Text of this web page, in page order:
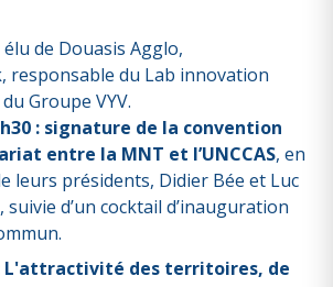
élu de Douasis Agglo,
responsable du Lab innovation
Groupe VYV.
: signature de la convention
entre la MNT et l’UNCCAS, en
leurs présidents, Didier Bée et Luc
suivie d’un cocktail d’inauguration
: L'attractivité des territoires, de